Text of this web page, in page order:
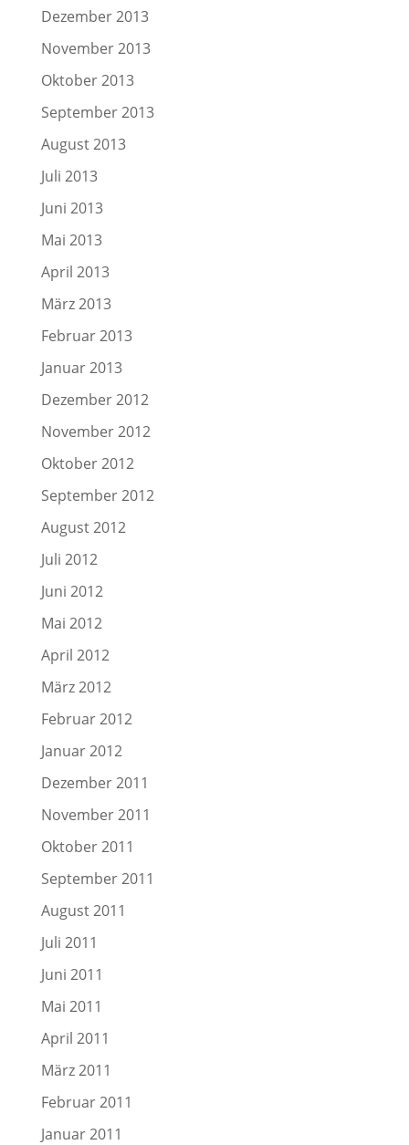
Dezember 2013
November 2013
Oktober 2013
September 2013
August 2013
Juli 2013
Juni 2013
Mai 2013
April 2013
März 2013
Februar 2013
Januar 2013
Dezember 2012
November 2012
Oktober 2012
September 2012
August 2012
Juli 2012
Juni 2012
Mai 2012
April 2012
März 2012
Februar 2012
Januar 2012
Dezember 2011
November 2011
Oktober 2011
September 2011
August 2011
Juli 2011
Juni 2011
Mai 2011
April 2011
März 2011
Februar 2011
Januar 2011